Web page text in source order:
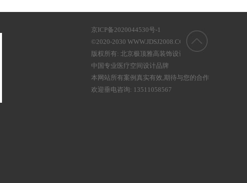
京ICP备2020044530号-1
©2020-2030 WWW.JDSJ2008.COM
版权所有: 北京极顶雅高装饰设计有限公司
中国专业医疗空间设计品牌
本网站所有案例真实有效,期待与您的合作
欢迎垂电咨询: 13511058567